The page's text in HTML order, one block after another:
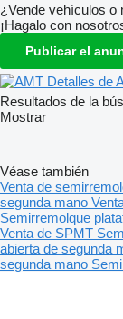
¿Vende vehículos o
¡Hagalo con
Publicar el
Detalles de
Resultados de la
Mostrar
Véase también
Venta de
segunda mano
Semirremolque
Venta de SPMT
abierta de segunda
segunda mano